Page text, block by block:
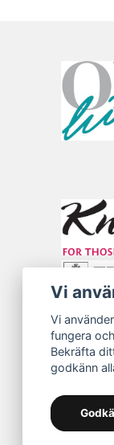
Vi
Vi
fungera
Bekräfta
godkänn